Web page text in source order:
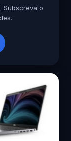
Subscreva o